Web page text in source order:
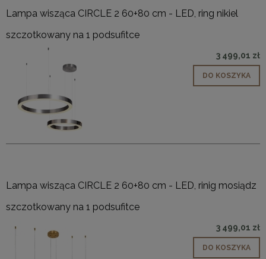
Lampa wisząca CIRCLE 2 60+80 cm - LED, ring nikiel
szczotkowany na 1 podsufitce
3 499,01 zł
DO KOSZYKA
Lampa wisząca CIRCLE 2 60+80 cm - LED, rinig mosiądz
szczotkowany na 1 podsufitce
3 499,01 zł
DO KOSZYKA